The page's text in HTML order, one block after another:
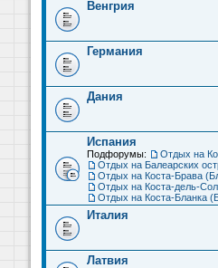
Венгрия
Германия
Дания
Испания
Подфорумы: Отдых на
Отдых на Балеарских
Отдых на Коста-Брава
Отдых на Коста-дель-
Отдых на Коста-Бланка
Италия
Латвия